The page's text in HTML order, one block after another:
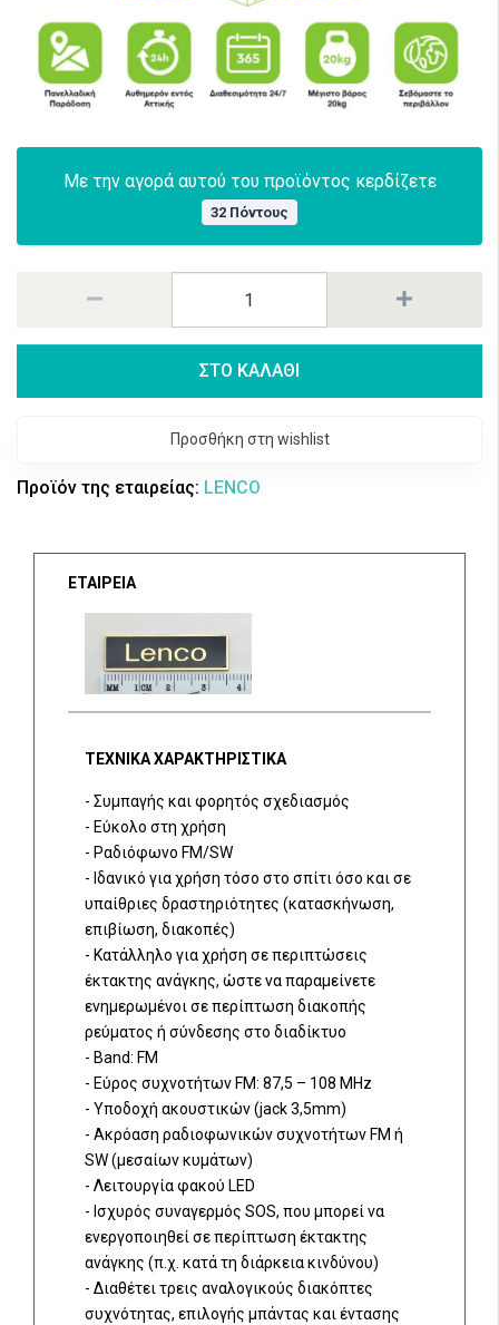
Με την αγορά αυτού του προϊόντος κερδίζετε
32 Πόντους
ΣΤΟ ΚΑΛΑΘΙ
Προσθήκη στη wishlist
Προϊόν της εταιρείας: LENCO
ΕΤΑΙΡΕΙΑ
ΤΕΧΝΙΚΑ ΧΑΡΑΚΤΗΡΙΣΤΙΚΑ
- Συμπαγής και φορητός σχεδιασμός
- Εύκολο στη χρήση
- Ραδιόφωνο FM/SW
- Ιδανικό για χρήση τόσο στο σπίτι όσο και σε
υπαίθριες δραστηριότητες (κατασκήνωση,
επιβίωση, διακοπές)
- Κατάλληλο για χρήση σε περιπτώσεις
έκτακτης ανάγκης, ώστε να παραμείνετε
ενημερωμένοι σε περίπτωση διακοπής
ρεύματος ή σύνδεσης στο διαδίκτυο
- Band: FM
- Εύρος συχνοτήτων FM: 87,5 – 108 MHz
- Υποδοχή ακουστικών (jack 3,5mm)
- Ακρόαση ραδιοφωνικών συχνοτήτων FM ή
SW (μεσαίων κυμάτων)
- Λειτουργία φακού LED
- Ισχυρός συναγερμός SOS, που μπορεί να
ενεργοποιηθεί σε περίπτωση έκτακτης
ανάγκης (π.χ. κατά τη διάρκεια κινδύνου)
- Διαθέτει τρεις αναλογικούς διακόπτες
συχνότητας, επιλογής μπάντας και έντασης